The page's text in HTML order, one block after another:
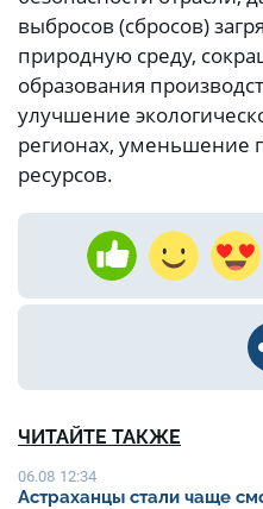
выбросов (сбросов)
природную среду,
образования
улучшение
регионах, уменьшение
ресурсов.
ЧИТАЙТЕ ТАКЖЕ
06.08 12:34
Астраханцы стали чаще